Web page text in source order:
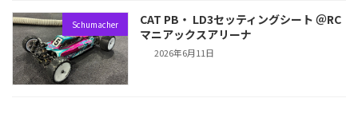
Schumacher
CAT PB・ LD3セッティングシート ＠RC
マニアックスアリーナ
2026年6月11日